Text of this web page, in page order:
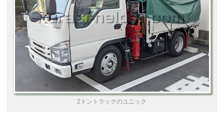
2トントラックのユニック